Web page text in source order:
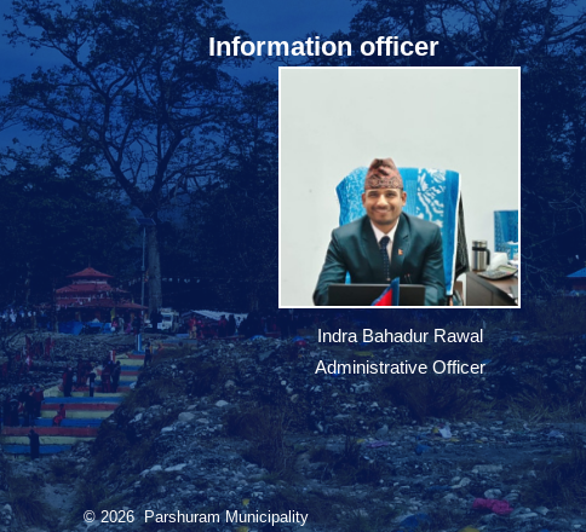
Information officer
Indra Bahadur Rawal
Administrative Officer
© 2026 Parshuram Municipality